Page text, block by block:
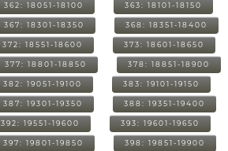
362: 18051-18100 363: 18101-18150
367: 18301-18350 368: 18351-18400
372: 18551-18600 373: 18601-18650
377: 18801-18850 378: 18851-18900
382: 19051-19100 383: 19101-19150
387: 19301-19350 388: 19351-19400
392: 19551-19600 393: 19601-19650
397: 19801-19850 398: 19851-19900